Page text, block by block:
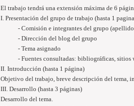
El trabajo tendrá una extensión máxima de 6
I. Presentación del grupo de trabajo (hasta 1
- Comisión e integrantes del grupo
- Dirección del blog del grupo
- Tema asignado
- Fuentes consultadas: bibliográficas, sitios
II. Introducción (hasta 1 página)
Objetivo del trabajo, breve descripción del tema,
III. Desarrollo (hasta 3 páginas)
Desarrollo del tema.